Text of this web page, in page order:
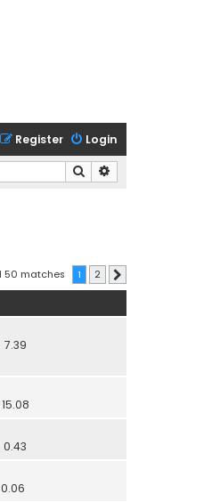
Login
Register
Search
50 matches 1 2
7.39
0.43